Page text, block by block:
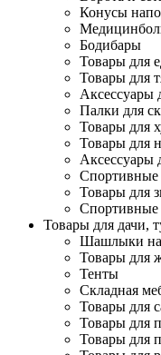
Конусы
Бодибары
Товары для
Товары для
Аксессуары
Палки для
Товары для
Товары для
Аксессуары
Спортивные
Товары для
Спортивные
Товары для дачи,
Шашлыки на
Товары для
Тенты
Складная
Товары для
Товары для
Товары для